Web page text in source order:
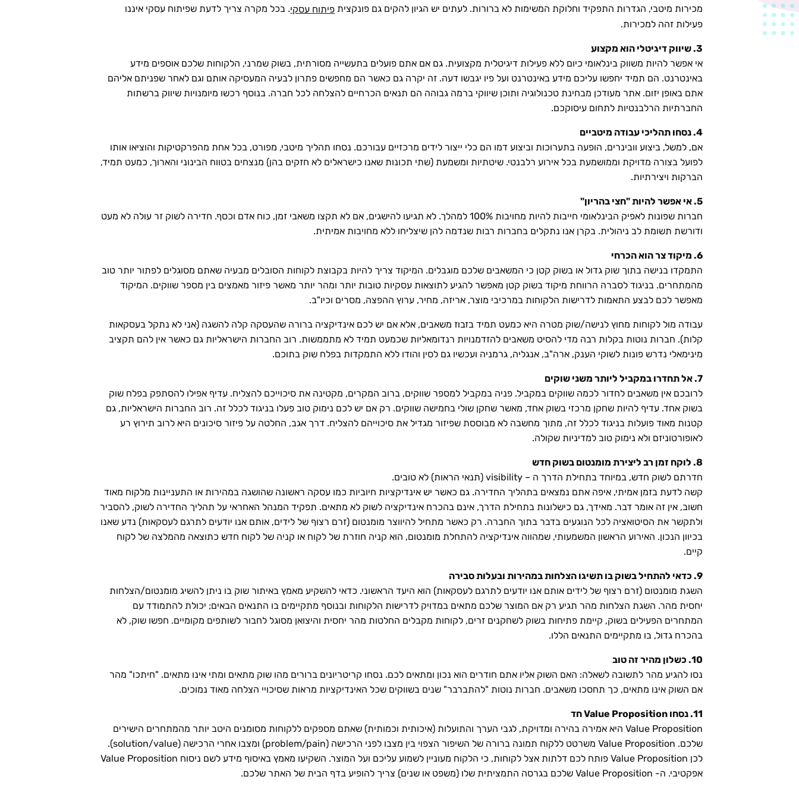
מכירות מיטבי, הגדרות התפקיד וחלוקת המשימות לא ברורות. לעתים יש הגיון להקים גם פונקצית פיתוח עסקי. בכל מקרה צריך לדעת שפיתוח עסקי איננו
פעילות זהה למכירות.
3. שיווק דיגיטלי הוא מקצוע
אי אפשר להיות משווק בינלאומי כיום ללא פעילות דיגיטלית מקצועית. גם אם אתם פועלים בתעשייה מסורתית, בשוק שמרני, הלקוחות שלכם אוספים מידע
באינטרנט. הם תמיד יחפשו עליכם מידע באינטרנט ועל פיו יגבשו דעה. זה יקרה גם כאשר הם מחפשים פתרון לבעיה המעסיקה אותם וגם לאחר שפניתם אליהם
אתם באופן יזום. אתר מעודכן מבחינת טכנולוגיה ותוכן שיווקי ברמה גבוהה הם תנאים הכרחיים להצלחה לכל חברה. בנוסף רכשו מיומנויות שיווק ברשתות
החברתיות הרלבנטיות לתחום עיסוקכם.
4. נסחו תהליכי עבודה מיטביים
אם, למשל, ביצוע וובינרים, הופעה בתערוכות וביצוע דמו הם כלי ייצור לידים מרכזיים עבורכם. נסחו תהליך מיטבי, מפורט, בכל אחת מהפרקטיקות והוציאו אותו
לפועל בצורה מדויקת וממושמעת בכל אירוע רלבנטי. שיטתיות ומשמעת (שתי תכונות שאנו כישראלים לא חזקים בהן) מנצחים בטווח הבינוני והארוך, כמעט תמיד,
הברקות ויצירתיות.
5. אי אפשר להיות "חצי בהריון"
חברות שפונות לאפיק הבינלאומי חייבות להיות מחויבות 100% למהלך. לא תגיעו להישגים, אם לא תקצו משאבי זמן, כוח אדם וכסף. חדירה לשוק זר עולה לא מעט
ודורשת תשומת לב ניהולית. בקרן אנו נתקלים בחברות רבות שנדמה להן שיצליחו ללא מחויבות אמיתית.
6. מיקוד צר הוא הכרחי
התמקדו בנישה בתוך שוק גדול או בשוק קטן כי המשאבים שלכם מוגבלים. המיקוד צריך להיות בקבוצת לקוחות הסובלים מבעיה שאתם מסוגלים לפתור יותר טוב
מהמתחרים. בניגוד לסברה הרווחת מיקוד בשוק קטן מאפשר להגיע לתוצאות עסקיות טובות יותר ומהר יותר מאשר פיזור מאמצים בין מספר שווקים. המיקוד
מאפשר לכם לבצע התאמות לדרישות הלקוחות במרכיבי מוצר, אריזה, מחיר, ערוץ ההפצה, מסרים וכיו"ב.
עבודה מול לקוחות מחוץ לנישה/שוק מטרה היא כמעט תמיד בזבוז משאבים, אלא אם יש לכם אינדיקציה ברורה שהעסקה קלה להשגה (אני לא נתקל בעסקאות
קלות). חברות נוטות בקלות רבה מדי להסיט משאבים להזדמנויות רנדומאליות שכמעט תמיד לא מתממשות. רוב החברות הישראליות גם כאשר אין להם תקציב
מינימאלי נדרש פונות לשוקי הענק, ארה"ב, אנגליה, גרמניה ועכשיו גם לסין והודו ללא התמקדות בפלח שוק בתוכם.
7. אל תחדרו במקביל ליותר משני שוקים
לרובכם אין משאבים לחדור לכמה שווקים במקביל. פניה במקביל למספר שווקים, ברוב המקרים, מקטינה את סיכוייכם להצליח. עדיף אפילו להסתפק בפלח שוק
בשוק אחד. עדיף להיות שחקן מרכזי בשוק אחד, מאשר שחקן שולי בחמישה שווקים. רק אם יש לכם נימוק טוב פעלו בניגוד לכלל זה. רוב החברות הישראליות, גם
קטנות מאוד פועלות בניגוד לכלל זה, מתוך מחשבה לא מבוססת שפיזור מגדיל את סיכוייהם להצליח. דרך אגב, החלטה על פיזור סיכונים היא לרוב תירוץ רע
לאופורטוניזם ולא נימוק טוב למדיניות שקולה.
8. לוקח זמן רב ליצירת מומנטום בשוק חדש
חדרתם לשוק חדש, במיוחד בתחילת הדרך ה – visibility (תנאי הראות) לא טובים.
קשה לדעת בזמן אמיתי, איפה אתם נמצאים בתהליך החדירה. גם כאשר יש אינדיקציות חיוביות כמו עסקה ראשונה שהושגה במהירות או התעניינות מלקוח מאוד
חשוב, אין זה אומר דבר. מאידך, גם כישלונות בתחילת הדרך, אינם בהכרח אינדיקציה לשוק לא מתאים. תפקיד המנהל האחראי על תהליך החדירה לשוק, להסביר
ולתקשר את הסיטואציה לכל הנוגעים בדבר בתוך החברה. רק כאשר מתחיל להיווצר מומנטום (זרם רצוף של לידים, אותם אנו יודעים לתרגם לעסקאות) נדע שאנו
בכיוון הנכון. האירוע הראשון המשמעותי, שמהווה אינדיקציה להתחלת מומנטום, הוא קניה חוזרת של לקוח או קניה של לקוח חדש כתוצאה מהמלצה של לקוח
קיים.
9. כדאי להתחיל בשוק בו תשיגו הצלחות במהירות ובעלות סבירה
השגת מומנטום (זרם רצוף של לידים אותם אנו יודעים לתרגם לעסקאות) הוא היעד הראשוני. כדאי להשקיע מאמץ באיתור שוק בו ניתן להשיג מומנטום/הצלחות
יחסית מהר. השגת הצלחות מהר תגיע רק אם המוצר שלכם מתאים במדויק לדרישות הלקוחות ובנוסף מתקיימים בו התנאים הבאים; יכולת להתמודד עם
המתחרים הפעילים בשוק, קיימת פתיחות בשוק לשחקנים זרים, לקוחות מקבלים החלטות מהר יחסית והיצואן מסוגל לחבור לשותפים מקומיים. חפשו שוק, לא
בהכרח גדול, בו מתקיימים התנאים הללו.
10. כשלון מהיר זה טוב
נסו להגיע מהר לתשובה לשאלה: האם השוק אליו אתם חודרים הוא נכון ומתאים לכם. נסחו קריטריונים ברורים מהו שוק מתאים ומתי אינו מתאים. "חיתכו" מהר
אם השוק אינו מתאים, כך תחסכו משאבים. חברות נוטות "להתברבר" שנים בשווקים שכל האינדיקציות מראות שסיכויי הצלחה מאוד נמוכים.
11. נסחו Value Proposition חד
Value Proposition היא אמירה בהירה ומדויקת, לגבי הערך והתועלות (איכותית וכמותית) שאתם מספקים ללקוחות מסומנים היטב יותר מהמתחרים הישירים
שלכם. Value Proposition משרטט ללקוח תמונה ברורה של השיפור הצפוי בין מצבו לפני הרכישה (problem/pain) ומצבו אחרי הרכישה (solution/value).
לכן Value Proposition פותח לכם דלתות אצל לקוחות, כי הלקוח מעוניין לשמוע עליכם ועל המוצר. השקיעו מאמץ באיסוף מידע לשם ניסוח Value Proposition
אפקטיבי. ה- Value Proposition שלכם בגרסה התמציתית שלו (משפט או שנים) צריך להופיע בדף הבית של האתר שלכם.